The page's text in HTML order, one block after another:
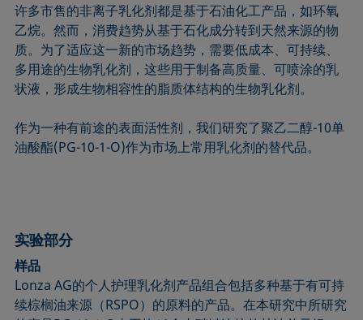
许多市售的非离子乳化剂都是基于石油化工产品，如环氧
乙烷。然而，消费趋势从基于石化成分转到天然来源的物
质。为了适应这一新的市场趋势，需要低成本、可持续、
多用途的生物乳化剂，这些用于制备高质量、可喷涂的乳
状液，形成生物相容性的脂质体结构的生物乳化剂。
作为一种有前途的表面活性剂，我们研究了聚乙二醇-10单
油酸酯(PG-10-1-O)作为市场上常用乳化剂的替代品。
实验部分
样品
Lonza AG的个人护理乳化剂产品组合包括多种基于有可持
续棕榈油来源（RSPO）的原料的产品。在本研究中所研究